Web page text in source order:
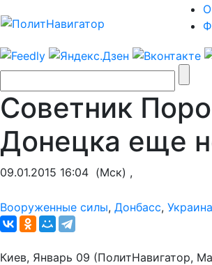
Советник
Донецка еще
09.01.2015 16:04 (Мск) ,
Вооруженные силы, Донбасс, Украина
Киев, Январь 09 (ПолитНавигатор,